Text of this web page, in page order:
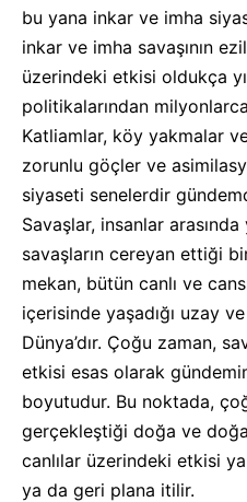
bu yana inkar ve imha
inkar ve imha savaşının
üzerindeki etkisi oldukça
politikalarından
Katliamlar, köy yakmalar
zorunlu göçler ve
siyaseti senelerdir
Savaşlar, insanlar
savaşların cereyan ettiği
mekan, bütün canlı ve
içerisinde yaşadığı uzay
Dünya’dır. Çoğu zaman,
etkisi esas olarak
boyutudur. Bu noktada,
gerçekleştiği doğa ve
canlılar üzerindeki etkisi
ya da geri plana itilir.